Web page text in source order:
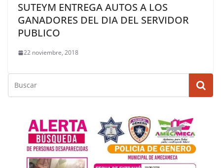
SUTEYM ENTREGA AUTOS A LOS
GANADORES DEL DIA DEL SERVIDOR
PUBLICO
22 noviembre, 2018